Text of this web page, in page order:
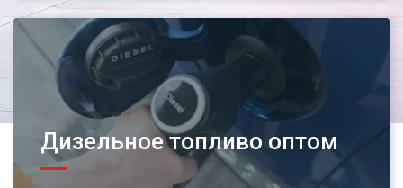
Дизельное топливо оптом